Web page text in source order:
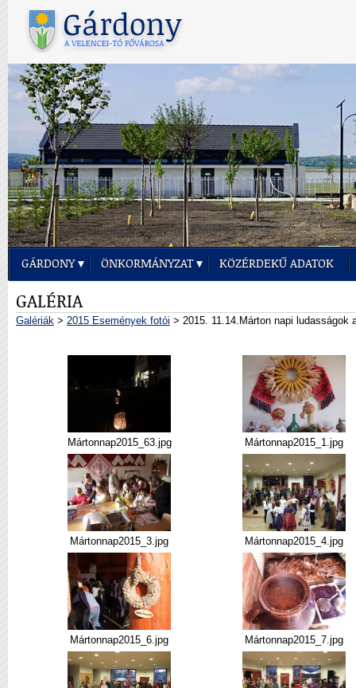
GÁRDONY ÖNKORMÁNYZAT KÖZÉRDEKŰ ADATOK
GALÉRIA
Galériák > 2015 Események fotói > 2015. 11.14.Márton napi ludasságok
Mártonnap2015_63.jpg Mártonnap2015_1.jpg
Mártonnap2015_3.jpg Mártonnap2015_4.jpg
Mártonnap2015_6.jpg Mártonnap2015_7.jpg